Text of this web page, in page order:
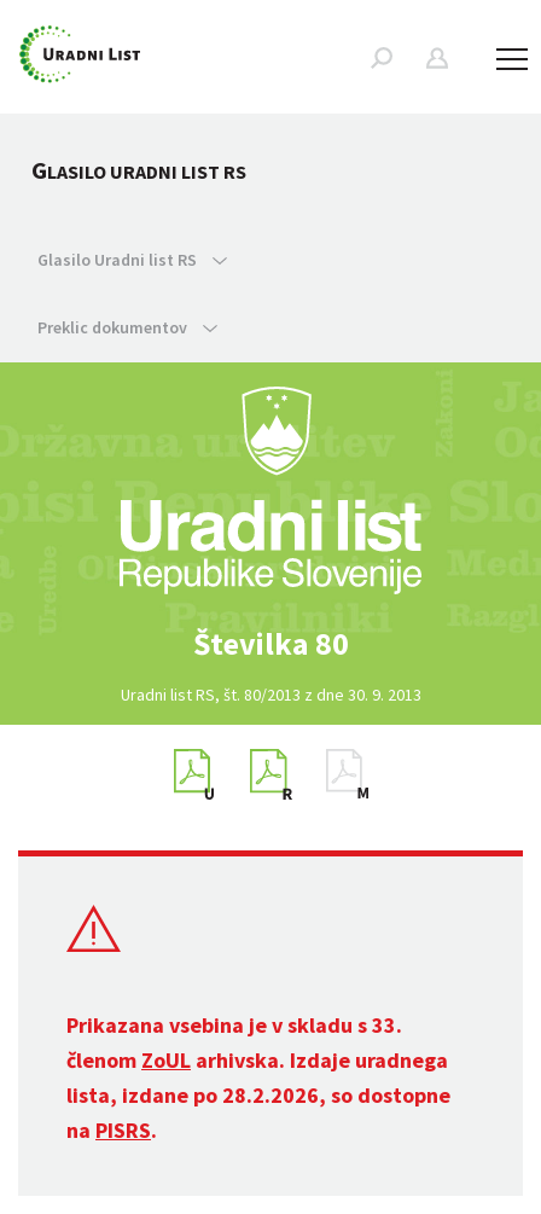
GLASILO URADNI LIST RS
Glasilo Uradni list RS
Preklic dokumentov
Številka 80
Uradni list RS, št. 80/2013 z dne 30. 9. 2013
Prikazana vsebina je v skladu s 33.
členom ZoUL arhivska. Izdaje uradnega
lista, izdane po 28.2.2026, so dostopne
na PISRS.